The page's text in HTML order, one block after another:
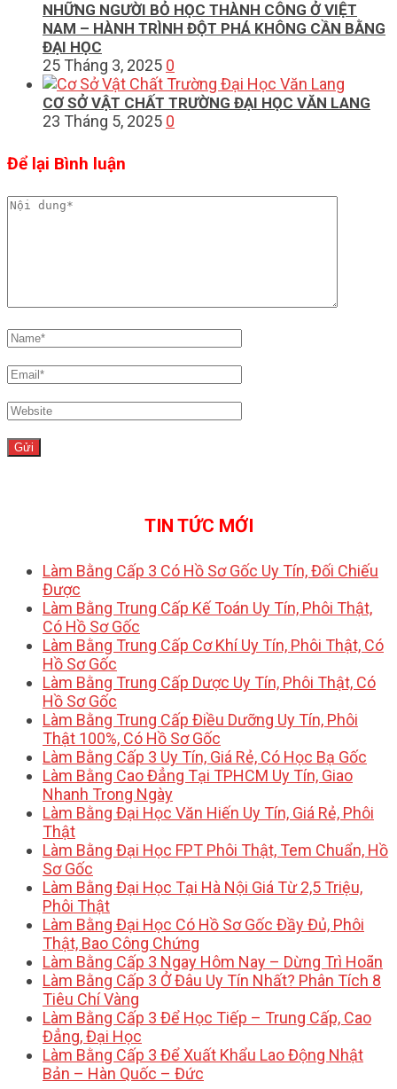
NHỮNG NGƯỜI BỎ HỌC THÀNH CÔNG Ở VIỆT
NAM – HÀNH TRÌNH ĐỘT PHÁ KHÔNG CẦN BẰNG
ĐẠI HỌC
25 Tháng 3, 2025 0
CƠ SỞ VẬT CHẤT TRƯỜNG ĐẠI HỌC VĂN LANG
23 Tháng 5, 2025 0
Để lại Bình luận
TIN TỨC MỚI
Làm Bằng Cấp 3 Có Hồ Sơ Gốc Uy Tín, Đối Chiếu
Được
Làm Bằng Trung Cấp Kế Toán Uy Tín, Phôi Thật,
Có Hồ Sơ Gốc
Làm Bằng Trung Cấp Cơ Khí Uy Tín, Phôi Thật, Có
Hồ Sơ Gốc
Làm Bằng Trung Cấp Dược Uy Tín, Phôi Thật, Có
Hồ Sơ Gốc
Làm Bằng Trung Cấp Điều Dưỡng Uy Tín, Phôi
Thật 100%, Có Hồ Sơ Gốc
Làm Bằng Cấp 3 Uy Tín, Giá Rẻ, Có Học Bạ Gốc
Làm Bằng Cao Đẳng Tại TPHCM Uy Tín, Giao
Nhanh Trong Ngày
Làm Bằng Đại Học Văn Hiến Uy Tín, Giá Rẻ, Phôi
Thật
Làm Bằng Đại Học FPT Phôi Thật, Tem Chuẩn, Hồ
Sơ Gốc
Làm Bằng Đại Học Tại Hà Nội Giá Từ 2,5 Triệu,
Phôi Thật
Làm Bằng Đại Học Có Hồ Sơ Gốc Đầy Đủ, Phôi
Thật, Bao Công Chứng
Làm Bằng Cấp 3 Ngay Hôm Nay – Dừng Trì Hoãn
Làm Bằng Cấp 3 Ở Đâu Uy Tín Nhất? Phân Tích 8
Tiêu Chí Vàng
Làm Bằng Cấp 3 Để Học Tiếp – Trung Cấp, Cao
Đẳng, Đại Học
Làm Bằng Cấp 3 Để Xuất Khẩu Lao Động Nhật
Bản – Hàn Quốc – Đức